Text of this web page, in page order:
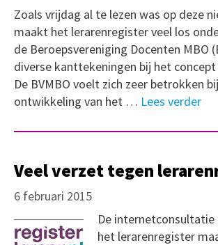
Zoals vrijdag al te lezen was op deze
maakt het lerarenregister veel los
de Beroepsvereniging Docenten MBO
diverse kanttekeningen bij het
De BVMBO voelt zich zeer betrokken
ontwikkeling van het … Lees verder
Veel verzet tegen
6 februari 2015
De
het lerarenregister